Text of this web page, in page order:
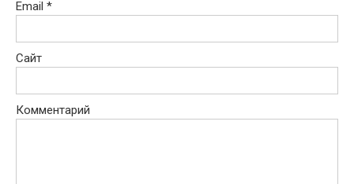
Email *
Сайт
Комментарий